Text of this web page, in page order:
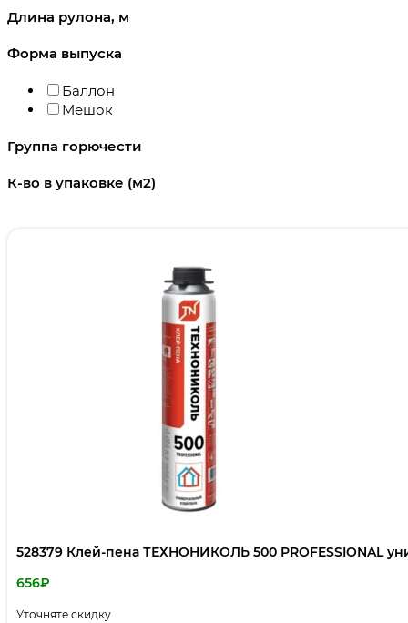
Длина рулона, м
Форма выпуска
Баллон
Мешок
Группа горючести
К-во в упаковке (м2)
528379 Клей-пена ТЕХНОНИКОЛЬ 500 PROFESSIONAL
656₽
Уточняте скидку